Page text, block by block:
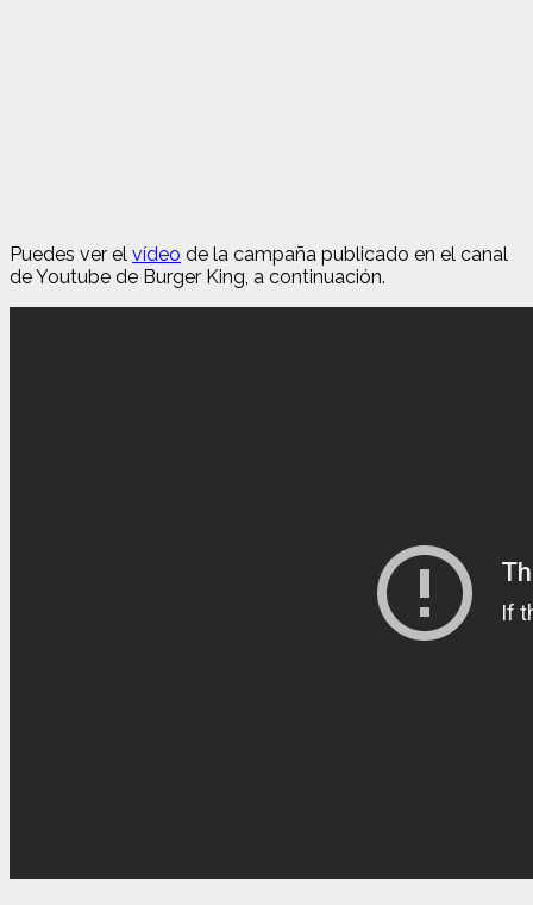
Puedes ver el vídeo de la campaña publicado en el canal
de Youtube de Burger King, a continuación.